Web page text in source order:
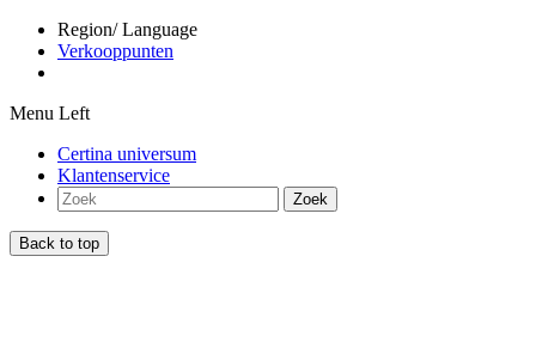
Region/ Language
Verkooppunten
Menu Left
Certina universum
Klantenservice
Zoek
Back to top